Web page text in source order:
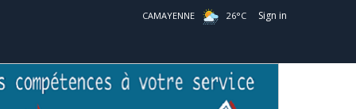
CAMAYENNE 26°C Sign in